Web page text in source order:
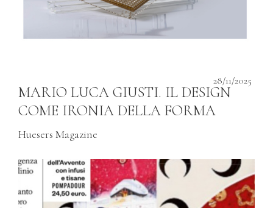
28/11/2025
MARIO LUCA GIUSTI. IL DESIGN
COME IRONIA DELLA FORMA
Huesers Magazine